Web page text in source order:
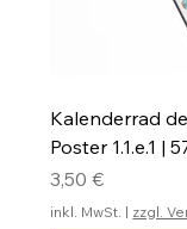
Kalenderrad
Poster 1.1.e.1 |
Preis
3,50 €
inkl. MwSt. | zzgl.